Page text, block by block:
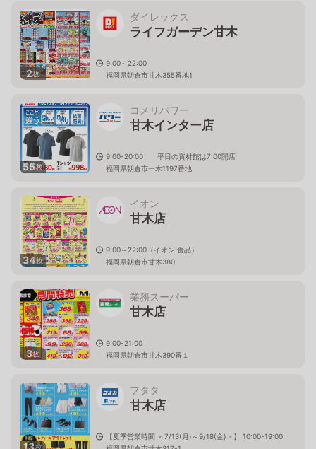
2枚
ダイレックス
ライフガーデン甘木
9:00～22:00
福岡県朝倉市甘木355番地1
55枚
コメリパワー
甘木インター店
9:00-20:00 平日の資材館は7:00開店
福岡県朝倉市一木1197番地
34枚
イオン
甘木店
9:00～22:00（イオン 食品）
福岡県朝倉市甘木380
3枚
業務スーパー
甘木店
9:00-21:00
福岡県朝倉市甘木390番１
13枚
フタタ
甘木店
【夏季営業時間 ＜7/13(月)～9/18(金)＞】 10:00-19:00